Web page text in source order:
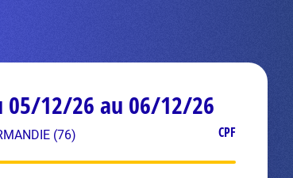
05/12/26 au 06/12/26
(76) CPF